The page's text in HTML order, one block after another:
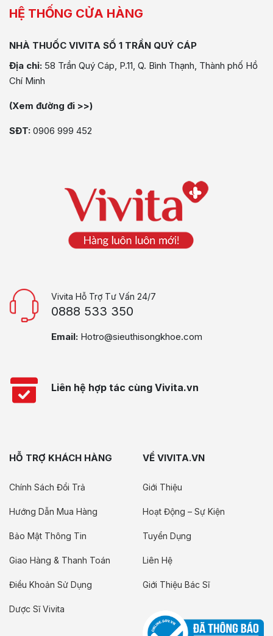
HỆ THỐNG CỬA HÀNG
NHÀ THUỐC VIVITA SỐ 1 TRẦN QUÝ CÁP
Địa chỉ: 58 Trần Quý Cáp, P.11, Q. Bình Thạnh, Thành phố Hồ
Chí Minh
(Xem đường đi >>)
SĐT: 0906 999 452
Vivita Hỗ Trợ Tư Vấn 24/7
0888 533 350
Email: Hotro@sieuthisongkhoe.com
Liên hệ hợp tác cùng Vivita.vn
HỖ TRỢ KHÁCH HÀNG
Chính Sách Đổi Trả
Hướng Dẫn Mua Hàng
Bảo Mật Thông Tin
Giao Hàng & Thanh Toán
Điều Khoản Sử Dụng
Dược Sĩ Vivita
VỀ VIVITA.VN
Giới Thiệu
Hoạt Động – Sự Kiện
Tuyển Dụng
Liên Hệ
Giới Thiệu Bác Sĩ